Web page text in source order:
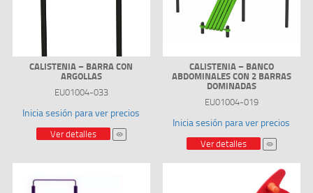
CALISTENIA – BARRA CON
ARGOLLAS
EU01004-033
Inicia sesión para ver precios
Ver detalles
CALISTENIA – BANCO
ABDOMINALES CON 2 BARRAS
DOMINADAS
EU01004-019
Inicia sesión para ver precios
Ver detalles